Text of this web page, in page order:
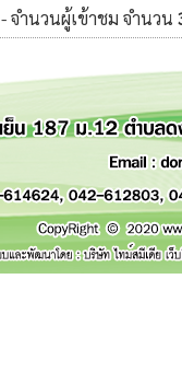
- จำนวนผู้เข้าชม จำนวน